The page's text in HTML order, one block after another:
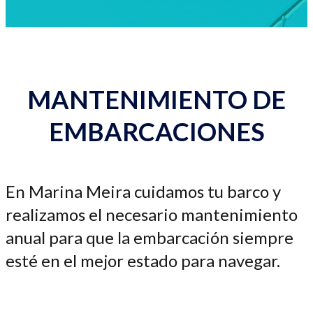
MANTENIMIENTO DE
EMBARCACIONES
En Marina Meira cuidamos tu barco y
realizamos el necesario mantenimiento
anual para que la embarcación siempre
esté en el mejor estado para navegar.